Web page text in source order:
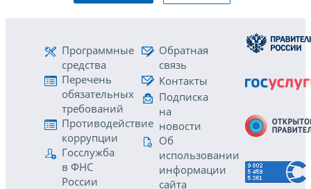
Программные
средства
Перечень
обязательных
требований
Противодействие
коррупции
Госслужба
в ФНС
России
Обратная
связь
Контакты
Подписка
на
новости
Об
использовании
информации
сайта